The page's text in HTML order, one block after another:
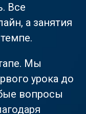
Все
а занятия
Мы
урока до
вопросы